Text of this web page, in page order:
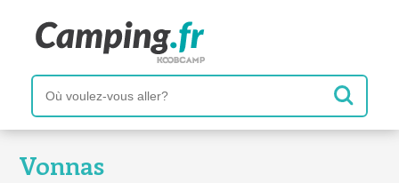
Vonnas